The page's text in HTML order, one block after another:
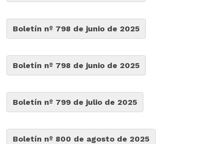
Boletín nº 798 de junio de 2025
Boletín nº 798 de junio de 2025
Boletín nº 799 de julio de 2025
Boletín nº 800 de agosto de 2025